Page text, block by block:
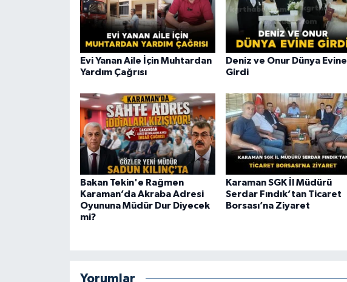
Evi Yanan Aile İçin Muhtardan
Yardım Çağrısı
Deniz ve Onur Dünya Evine
Girdi
Bakan Tekin'e Rağmen
Karaman’da Akraba Adresi
Oyununa Müdür Dur Diyecek
mi?
Karaman SGK İl Müdürü
Serdar Fındık’tan Ticaret
Borsası’na Ziyaret
Yorumlar